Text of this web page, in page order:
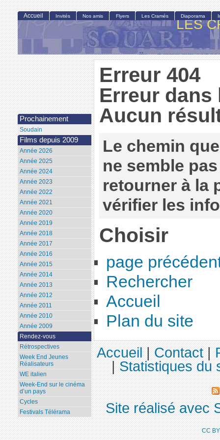
LES
Erreur 404
Erreur dans
Aucun
Le chemin
ne semble
retourner à la
vérifier les
Choisir
page
Rechercher
Accueil
Plan du site
Accueil Invités Nos amis Flyers Les Cramés Diaporama
Prochainement
Soudain
Films depuis 2009
Année 2026
Année 2025
Année 2024
Année 2023
Année 2022
Année 2021
Année 2020
Année 2019
Année 2018
Année 2017
Année 2016
Année 2015
Année 2014
Année 2013
Année 2012
Année 2011
Année 2010
Année 2009
Rendez-vous
Rétrospectives
Week End Jeunes
Réalisateurs
WE italien
Week-End sur le cinéma
d’un pays
Cycles
Festivals Télérama
Accueil|Contact|
|Statistiques du
Site réalisé avec
CC